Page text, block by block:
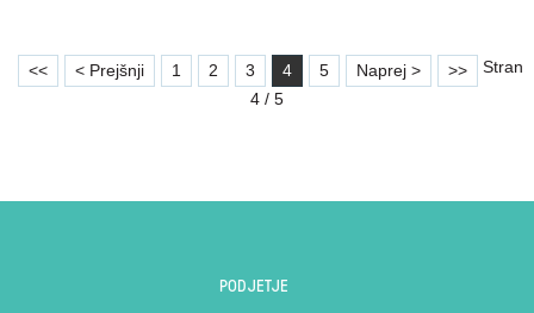
<< < Prejšnji 1 2 3 4 5 Naprej > >>
Stran
4 / 5
PODJETJE